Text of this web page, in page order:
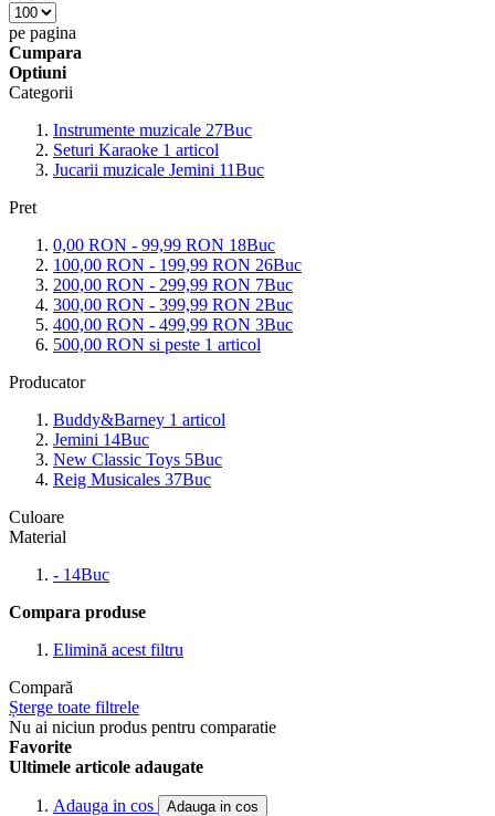
pe pagina
Cumpara
Optiuni
Categorii
Instrumente muzicale 27Buc
Seturi Karaoke 1 articol
Jucarii muzicale Jemini 11Buc
Pret
0,00 RON - 99,99 RON 18Buc
100,00 RON - 199,99 RON 26Buc
200,00 RON - 299,99 RON 7Buc
300,00 RON - 399,99 RON 2Buc
400,00 RON - 499,99 RON 3Buc
500,00 RON si peste 1 articol
Producator
Buddy&Barney 1 articol
Jemini 14Buc
New Classic Toys 5Buc
Reig Musicales 37Buc
Culoare
Material
- 14Buc
Compara produse
Elimină acest filtru
Compară
Șterge toate filtrele
Nu ai niciun produs pentru comparatie
Favorite
Ultimele articole adaugate
Adauga in cos Adauga in cos